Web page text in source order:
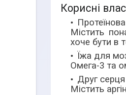
Корисні
Містить
хоче бути в
Їжа для
Омега-3 та
Друг
Містить